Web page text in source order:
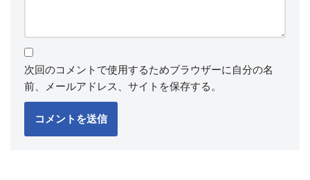
次回のコメントで使用するためブラウザーに自分の名
前、メールアドレス、サイトを保存する。